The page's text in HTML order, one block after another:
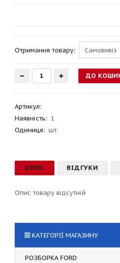
Отримання товару:
Артикул:
Наявність: 1
Одиниця: шт.
ОПИС ВІДГУКИ
Опис товару відсутній
КАТЕГОРІЇ МАГАЗИНУ
РОЗБОРКА FORD